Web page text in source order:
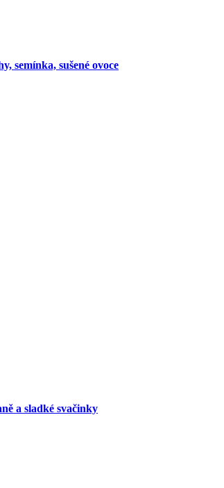
semínka, sušené ovoce
a sladké svačinky